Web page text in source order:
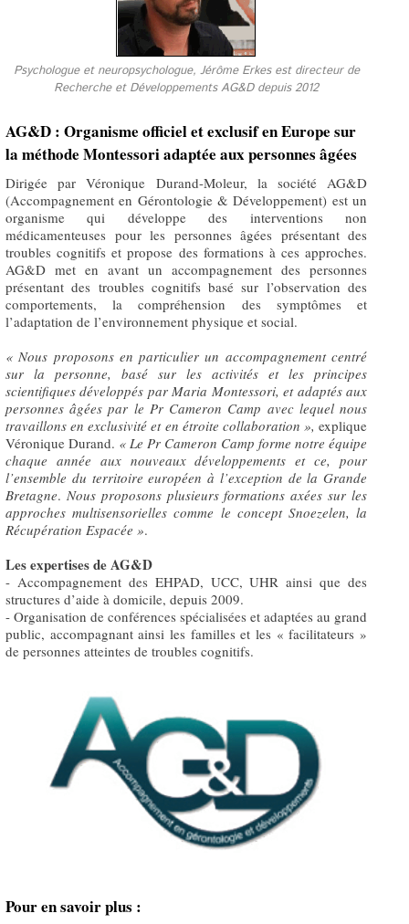
Psychologue et neuropsychologue, Jérôme Erkes est directeur de
Recherche et Développements AG&D depuis 2012
AG&D : Organisme officiel et exclusif en Europe sur
la méthode Montessori adaptée aux personnes âgées
Dirigée par Véronique Durand-Moleur, la société AG&D
(Accompagnement en Gérontologie & Développement) est un
organisme qui développe des interventions non
médicamenteuses pour les personnes âgées présentant des
troubles cognitifs et propose des formations à ces approches.
AG&D met en avant un accompagnement des personnes
présentant des troubles cognitifs basé sur l’observation des
comportements, la compréhension des symptômes et
l’adaptation de l’environnement physique et social.
« Nous proposons en particulier un accompagnement centré
sur la personne, basé sur les activités et les principes
scientifiques développés par Maria Montessori, et adaptés aux
personnes âgées par le Pr Cameron Camp avec lequel nous
travaillons en exclusivité et en étroite collaboration », explique
Véronique Durand. « Le Pr Cameron Camp forme notre équipe
chaque année aux nouveaux développements et ce, pour
l’ensemble du territoire européen à l’exception de la Grande
Bretagne. Nous proposons plusieurs formations axées sur les
approches multisensorielles comme le concept Snoezelen, la
Récupération Espacée ».
Les expertises de AG&D
- Accompagnement des EHPAD, UCC, UHR ainsi que des
structures d’aide à domicile, depuis 2009.
- Organisation de conférences spécialisées et adaptées au grand
public, accompagnant ainsi les familles et les « facilitateurs »
de personnes atteintes de troubles cognitifs.
Pour en savoir plus :